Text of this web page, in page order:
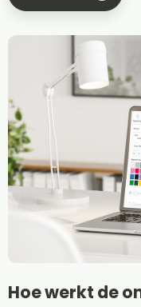
Hoe werkt de